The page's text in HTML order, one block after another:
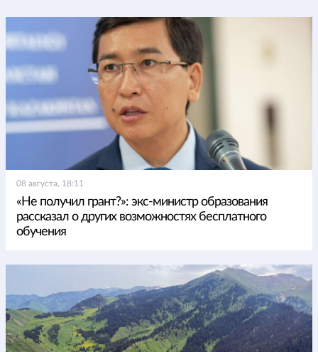
08 августа, 18:11
«Не получил грант?»: экс-министр образования
рассказал о других возможностях бесплатного
обучения